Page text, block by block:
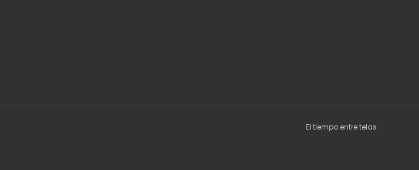
El tiempo entre telas